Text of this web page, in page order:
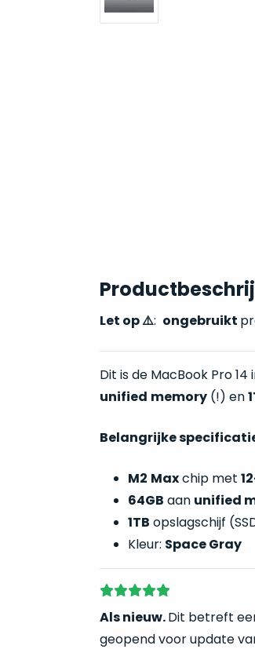
Let op⚠️: ongebruikt
Dit is de MacBook Pro
unified memory(!) en
Belangrijke
M2 Maxchip met
64GB aan unified
1TB opslagschijf
Kleur: Space Gray
Als nieuw.Dit betreft
geopend voor update